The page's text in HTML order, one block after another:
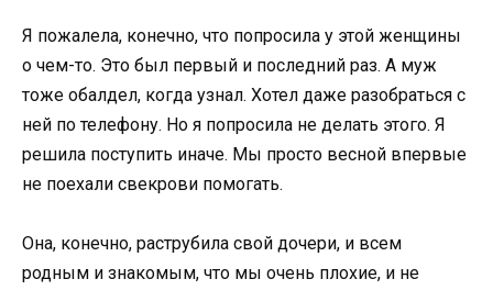
Я пожалела, конечно, что попросила у этой женщины
о чем-то. Это был первый и последний раз. А муж
тоже обалдел, когда узнал. Хотел даже разобраться с
ней по телефону. Но я попросила не делать этого. Я
решила поступить иначе. Мы просто весной впервые
не поехали свекрови помогать.
Она, конечно, раструбила свой дочери, и всем
родным и знакомым, что мы очень плохие, и не